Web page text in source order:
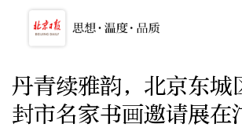
丹青续雅韵，北京东城
封市名家书画邀请展在